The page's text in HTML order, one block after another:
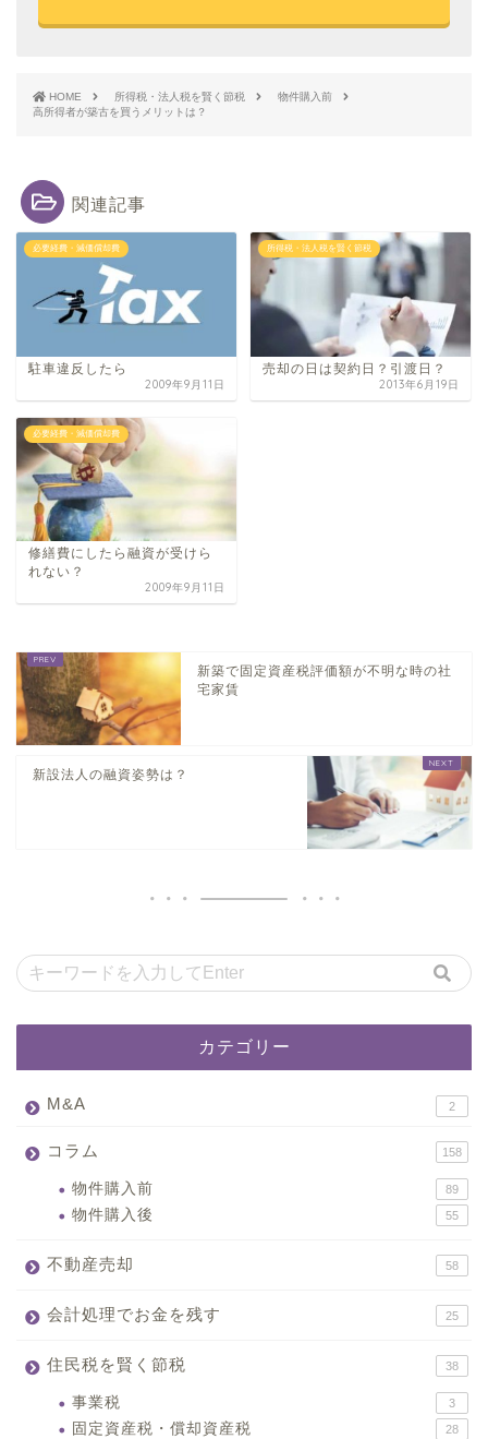
HOME 所得税・法人税を賢く節税
物件購入前
高所得者が築古を買うメリットは？
関連記事
必要経費・減価償却費
駐車違反したら
2009年9月11日
所得税・法人税を賢く節税
売却の日は契約日？引渡日？
2013年6月19日
必要経費・減価償却費
修繕費にしたら融資が受けら
れない？
2009年9月11日
新築で固定資産税評価額が不明な時の社
宅家賃
新設法人の融資姿勢は？
カテゴリー
M&A 2
コラム 158
物件購入前 89
物件購入後 55
不動産売却 58
会計処理でお金を残す 25
住民税を賢く節税 38
事業税 3
固定資産税・償却資産税 28